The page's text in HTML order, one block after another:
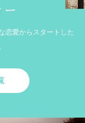
ー
恋愛からスタートした